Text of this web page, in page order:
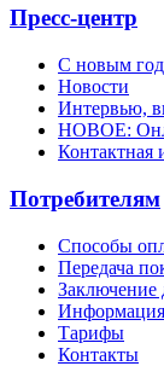
Пресс-центр
С новым
Новости
Интервью,
НОВОЕ:
Контактная
Потребителям
Способы
Передача
Заключение
Тарифы
Контакты